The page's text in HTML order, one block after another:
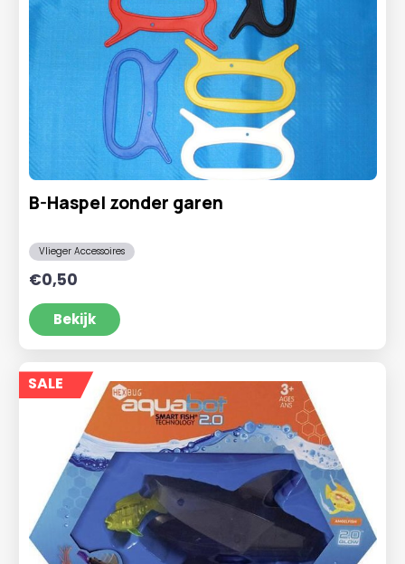
B-Haspel zonder garen
Vlieger Accessoires
€0,50
Bekijk
SALE